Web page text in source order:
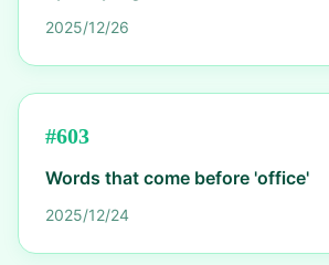
2025/12/26
#603
Words that come before 'office'
2025/12/24